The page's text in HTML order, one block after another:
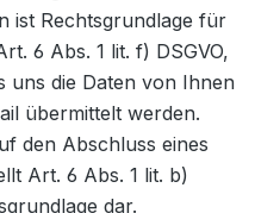
ist Rechtsgrundlage für
6 Abs. 1 lit. f) DSGVO,
uns die Daten von Ihnen
übermittelt werden.
den Abschluss eines
Art. 6 Abs. 1 lit. b)
dar.